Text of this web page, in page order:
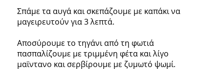
Σπάμε τα αυγά και σκεπάζουμε με καπάκι να
μαγειρευτούν για 3 λεπτά.
Αποσύρουμε το τηγάνι από τη φωτιά
πασπαλίζουμε με τριμμένη φέτα και λίγο
μαϊντανο και σερβίρουμε με ζυμωτό ψωμί.